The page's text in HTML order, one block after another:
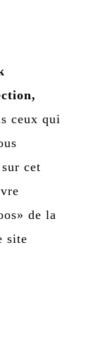
ceux qui
cet
de la
site